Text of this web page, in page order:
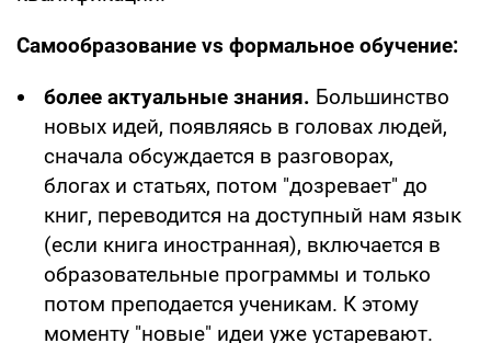
Самообразование vs формальное обучение:
более актуальные знания. Большинство
новых идей, появляясь в головах людей,
сначала обсуждается в разговорах,
блогах и статьях, потом "дозревает" до
книг, переводится на доступный нам язык
(если книга иностранная), включается в
образовательные программы и только
потом преподается ученикам. К этому
моменту "новые" идеи уже устаревают.